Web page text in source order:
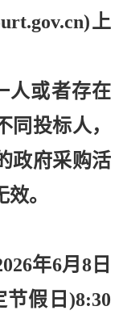
上
人或者存在
同投标人，
政府采购活
。
年6月8日
假日)8:30